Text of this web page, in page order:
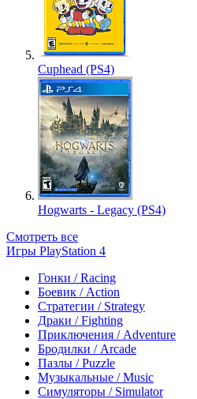
Cuphead (PS4)
Hogwarts - Legacy (PS4)
Смотреть все
Игры PlayStation 4
Гонки / Racing
Боевик / Action
Стратегии / Strategy
Драки / Fighting
Приключения / Adventure
Бродилки / Arcade
Пазлы / Puzzle
Музыкальные / Music
Симуляторы / Simulator